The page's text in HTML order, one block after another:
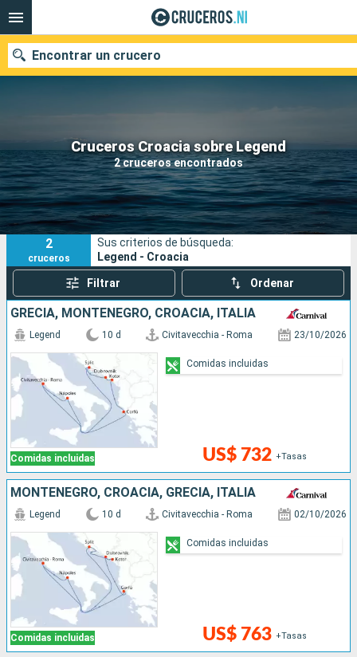
Cruceros Croacia sobre Legend
2 cruceros encontrados
Encontrar un crucero
Nuestros destinos
Fecha de salida
Puertos Compañías
2
cruceros
Sus criterios de búsqueda:
Legend - Croacia
Filtrar Ordenar
GRECIA, MONTENEGRO, CROACIA, ITALIA
Comidas incluidas
Legend 10 d Civitavecchia - Roma 23/10/2026
US$ 732 +Tasas
Comidas incluidas
MONTENEGRO, CROACIA, GRECIA, ITALIA
Comidas incluidas
Legend 10 d Civitavecchia - Roma 02/10/2026
US$ 763 +Tasas
Comidas incluidas